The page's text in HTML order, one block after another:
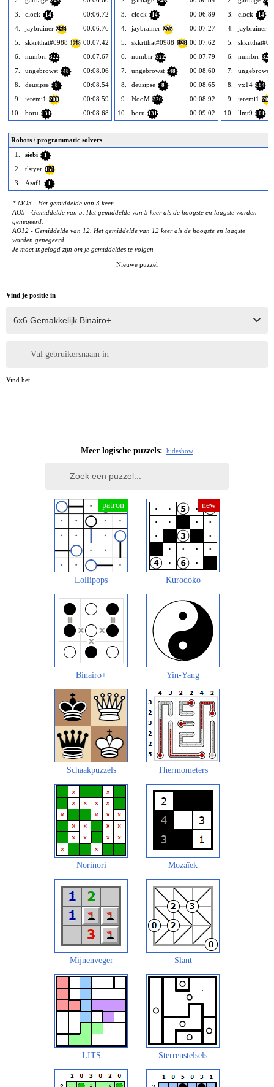
3.
clock 14
00:06.72
4.
jaybrainer 275
00:06.76
5.
skkrtthat#0988 123 00:07.42
6.
numbrr 322
00:07.67
7.
ungebrowst 48
00:08.06
8.
deusipse 8
00:08.54
9.
jeremi1 200
00:08.59
10.
boru 131 00:08.68
3.
clock 14
00:06.89
4.
jaybrainer 275
00:07.27
5.
skkrtthat#0988 123 00:07.62
6.
numbrr 322
00:07.79
7.
ungebrowst 48
00:08.60
8.
deusipse 8
00:08.65
9.
NooM 326
00:08.92
10.
boru 131 00:09.02
3. clock 14
4. jaybrainer
5.
6.
numbrr 322
7.
ungebrowst
8.
vx14 184
9. jeremi1 200
10. llmt9 101
Robots / programmatic solvers
1.
siebi 1
2. tlstyer 151
3. Asaf1 1
* MO3 - Het gemiddelde van 3 keer.
AO5 - Gemiddelde van 5. Het gemiddelde van 5 keer als de hoogste en laagste worden
genegeerd.
AO12 - Gemiddelde van 12. Het gemiddelde van 12 keer als de hoogste en laagste
worden genegeerd.
Je moet ingelogd zijn om je gemiddeldes te volgen
Nieuwe puzzel
Vind je positie in
Vul gebruikersnaam in
Vind het
Meer logische puzzels: hideshow
Lollipops Kurodoko
Binairo+ Yin-Yang
Schaakpuzzels Thermometers
Norinori Mozaïek
Mijnenveger Slant
LITS Sterrenstelsels